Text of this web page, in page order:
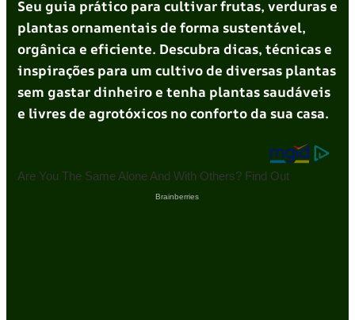
Seu guia prático para cultivar frutas, verduras e
plantas ornamentais de forma sustentável,
orgânica e eficiente. Descubra dicas, técnicas e
inspirações para um cultivo de diversas plantas
sem gastar dinheiro e tenha plantas saudáveis
e livres de agrotóxicos no conforto da sua casa.